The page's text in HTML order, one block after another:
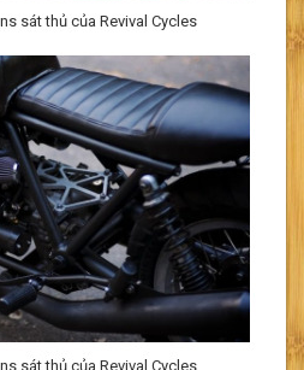
sát thủ của Revival Cycles
sát thủ của Revival Cycles